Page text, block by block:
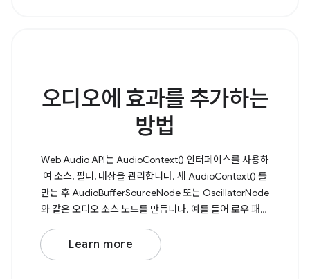
오디오에 효과를 추가하는
방법
Web Audio API는 AudioContext() 인터페이스를 사용하
여 소스, 필터, 대상을 관리합니다. 새 AudioContext() 를
만든 후 AudioBufferSourceNode 또는 OscillatorNode
와 같은 오디오 소스 노드를 만듭니다. 예를 들어 로우 패스
필터 가 적용된 기본 발진기를 고려해 보겠습니다.
Browser Support Source 먼저 새 AudioContext() 를 만
듭니다. 그런 다음
Learn more